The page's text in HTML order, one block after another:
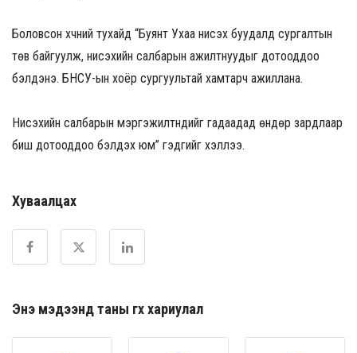
Боловсон хүчний тухайд “Буянт Ухаа нисэх буудалд сургалтын
төв байгуулж, нисэхийн салбарын ажилтнуудыг дотооддоо
бэлдэнэ. БНСУ-ын хоёр сургуультай хамтарч ажиллана.
Нисэхийн салбарын мэргэжилтнүүдийг гадаадад өндөр зардлаар
биш дотооддоо бэлдэх юм” гэдгийг хэллээ.
Хуваалцах
Энэ мэдээнд таны өгөх хариулал